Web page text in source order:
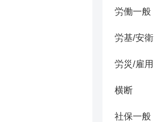
労働一般
労基/安衛
労災/雇用
横断
社保一般